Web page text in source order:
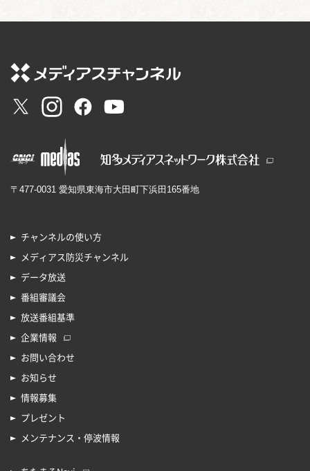
スポーツクラブ東海表彰
式
〒477-0031 愛知県東海市大田町下浜田165番地
チャンネルの使い方
メディアス防災チャンネル
データ放送
番組審議会
放送番組基準
企業情報
お問い合わせ
お知らせ
情報募集
プレゼント
メンテナンス・停波情報